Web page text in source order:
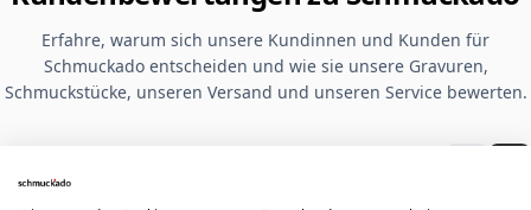
Erfahre, warum sich unsere Kundinnen und Kunden für
Schmuckado entscheiden und wie sie unsere Gravuren,
Schmuckstücke, unseren Versand und unseren Service bewerten.
Bewertungen